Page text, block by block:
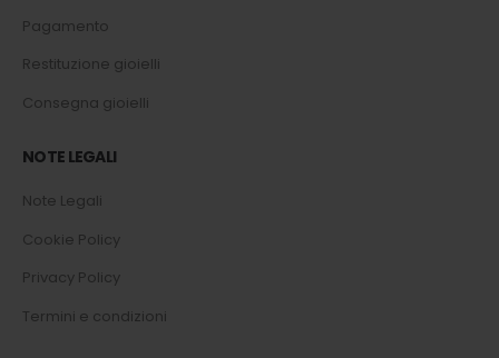
Pagamento
Restituzione gioielli
Consegna gioielli
NOTE LEGALI
Note Legali
Cookie Policy
Privacy Policy
Termini e condizioni